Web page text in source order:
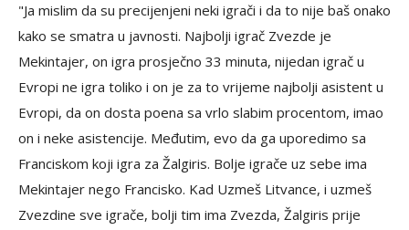
"Ja mislim da su precijenjeni neki igrači i da to nije baš onako
kako se smatra u javnosti. Najbolji igrač Zvezde je
Mekintajer, on igra prosječno 33 minuta, nijedan igrač u
Evropi ne igra toliko i on je za to vrijeme najbolji asistent u
Evropi, da on dosta poena sa vrlo slabim procentom, imao
on i neke asistencije. Međutim, evo da ga uporedimo sa
Franciskom koji igra za Žalgiris. Bolje igrače uz sebe ima
Mekintajer nego Francisko. Kad Uzmeš Litvance, i uzmeš
Zvezdine sve igrače, bolji tim ima Zvezda, Žalgiris prije